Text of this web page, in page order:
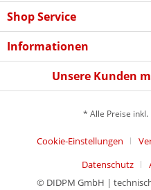
Shop Service
Informationen
Unsere Kunden
* Alle Preise inkl.
Cookie-Einstellungen
Datenschutz
© DIDPM GmbH |